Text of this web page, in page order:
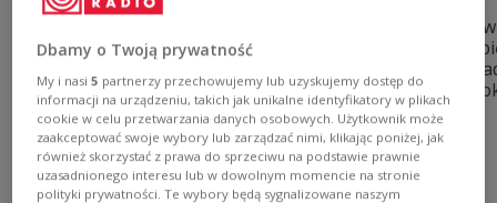
Algieria zakazała samolotom wojskowym Francji
poinformował w niedzielę francuski sztab generalny.
krajów utrzymują się od tygodnia po ogłoszeniu przez
zaostrzają politykę wizową wobec obywateli Algierii,
Zobacz więcej na temat:ŚWIAT Afryka Afryka Północna
Europa Francja polityka konflikty międzynarodowe
migracja
Dbamy o Twoją prywatność
My i nasi5 partnerzy przechowujemy lub uzyskujemy dostęp do
informacji na urządzeniu, takich jak unikalne identyfikatory w plikach
cookie w celu przetwarzania danych osobowych. Użytkownik może
zaakceptować swoje wybory lub zarządzać nimi, klikając poniżej, jak
również skorzystać z prawa do sprzeciwu na podstawie prawnie
uzasadnionego interesu lub w dowolnym momencie na stronie
polityki prywatności. Te wybory będą sygnalizowane naszym